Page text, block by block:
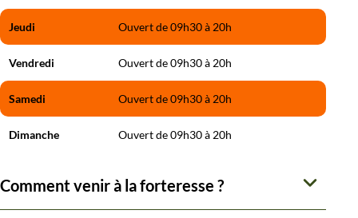
Jeudi Ouvert de 09h30 à 20h
Vendredi Ouvert de 09h30 à 20h
Samedi Ouvert de 09h30 à 20h
Dimanche Ouvert de 09h30 à 20h
Samedi Ouvert de 09h30 à 18h
Dimanche Ouvert de 09h30 à 18h
Samedi Ouvert de 10h à 17h
Dimanche Ouvert de 10h à 17h
Comment venir à la forteresse ?